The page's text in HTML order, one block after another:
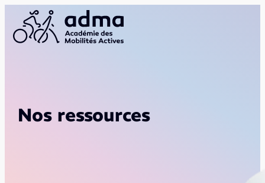
Nos ressources